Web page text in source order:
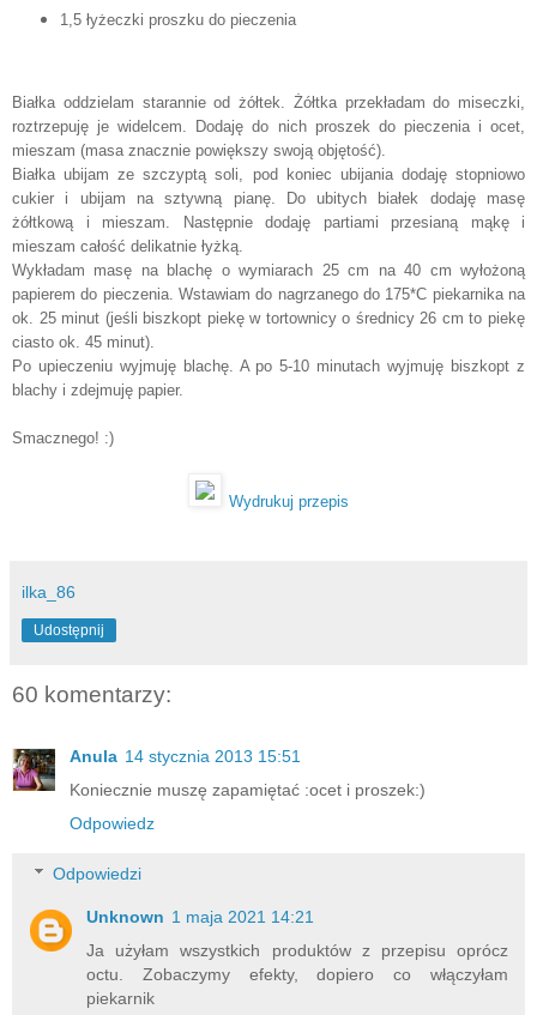
1,5 łyżeczki proszku do pieczenia
Białka oddzielam starannie od żółtek. Żółtka przekładam do miseczki,
roztrzepuję je widelcem. Dodaję do nich proszek do pieczenia i ocet,
mieszam (masa znacznie powiększy swoją objętość).
Białka ubijam ze szczyptą soli, pod koniec ubijania dodaję stopniowo
cukier i ubijam na sztywną pianę. Do ubitych białek dodaję masę
żółtkową i mieszam. Następnie dodaję partiami przesianą mąkę i
mieszam całość delikatnie łyżką.
Wykładam masę na blachę o wymiarach 25 cm na 40 cm wyłożoną
papierem do pieczenia. Wstawiam do nagrzanego do 175*C piekarnika na
ok. 25 minut (jeśli biszkopt piekę w tortownicy o średnicy 26 cm to piekę
ciasto ok. 45 minut).
Po upieczeniu wyjmuję blachę. A po 5-10 minutach wyjmuję biszkopt z
blachy i zdejmuję papier.
Smacznego! :)
Wydrukuj przepis
ilka_86
Udostępnij
60 komentarzy:
Anula 14 stycznia 2013 15:51
Koniecznie muszę zapamiętać :ocet i proszek:)
Odpowiedz
Odpowiedzi
Unknown 1 maja 2021 14:21
Ja użyłam wszystkich produktów z przepisu oprócz
octu. Zobaczymy efekty, dopiero co włączyłam
piekarnik